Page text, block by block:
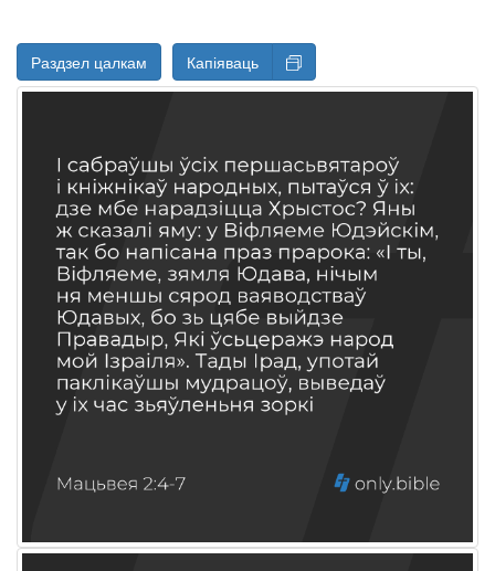
Раздзел цалкам Капіяваць